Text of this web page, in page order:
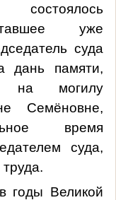
состоялось
уже
суда
дань памяти,
на могилу
Семёновне,
время
суда,
годы Великой